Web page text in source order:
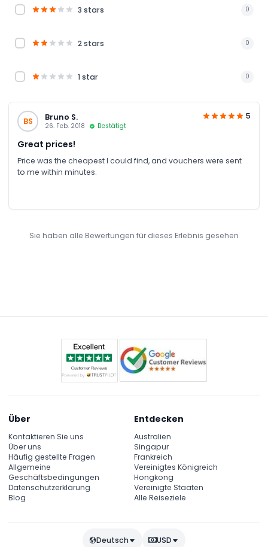
3 stars 0
2 stars 0
1 star 0
BS Bruno S.
26. Feb. 2018 Bestätigt
5
Great prices!
Price was the cheapest I could find, and vouchers were sent
to me within minutes.
Sie haben alle Bewertungen für dieses Erlebnis gesehen
Über
Kontaktieren Sie uns
Über uns
Häufig gestellte Fragen
Allgemeine
Geschäftsbedingungen
Datenschutzerklärung
Blog
Entdecken
Australien
Singapur
Frankreich
Vereinigtes Königreich
Hongkong
Vereinigte Staaten
Alle Reiseziele
Deutsch USD